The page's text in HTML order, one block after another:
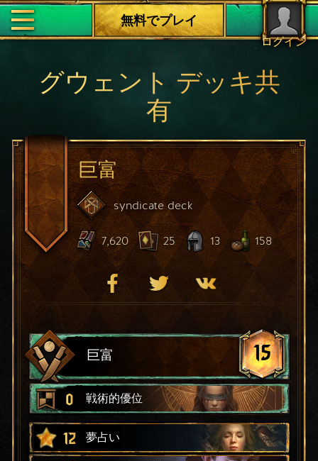
ログイン
無料でプレイ
グウェント デッキ共
有
巨富
syndicate deck
7,620 25 13 158
巨富 15
0 戦術的優位
12 夢占い